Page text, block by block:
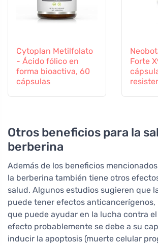
Cytoplan Metilfolato
- Ácido fólico en
forma bioactiva, 60
cápsulas
Forte
Otros beneficios para la
berberina
Además de los beneficios
la berberina también tiene otros
salud. Algunos estudios sugieren que
puede tener efectos anticancerígenos,
que puede ayudar en la lucha contra
efecto probablemente se debe a su
inducir la apoptosis (muerte celular